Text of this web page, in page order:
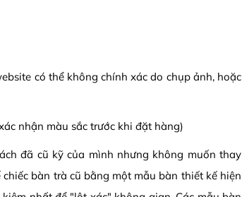
có thể không chính xác do chụp ảnh, hoặc
nhận màu sắc trước khi đặt hàng)
đã cũ kỹ của mình nhưng không muốn thay
bàn trà cũ bằng một mẫu bàn thiết kế hiện